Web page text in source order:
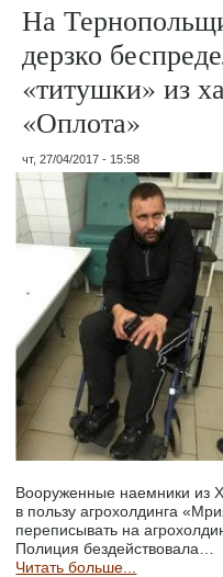
На
дерзко
«титушки» из
«Оплота»
чт, 27/04/2017 - 15:58
Вооруженные наемники из
в пользу агрохолдинга
переписывать на
Полиция бездействовала…
Читать больше...